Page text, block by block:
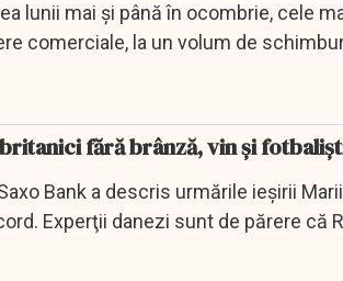
lunii mai și până în ocombrie, cele
comerciale, la un volum de
fără brânză, vin şi
Bank a descris urmările ieşirii
Experţii danezi sunt de părere că